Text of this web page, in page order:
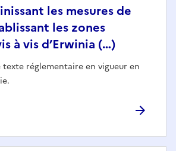
les mesures de
les zones
à vis d’Erwinia (…)
réglementaire en vigueur en